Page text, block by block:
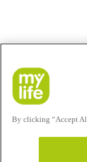
By clicking “Accept